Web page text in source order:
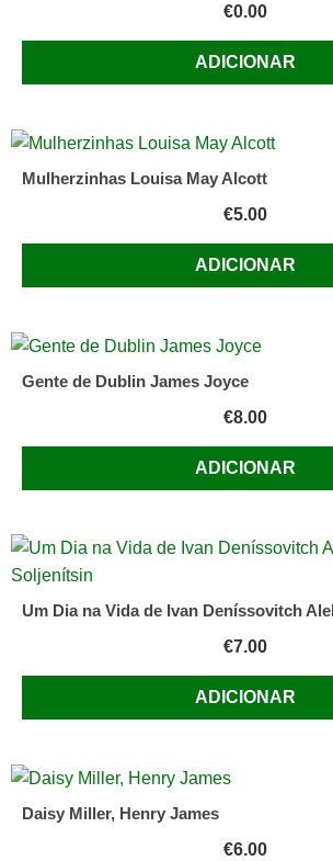
€0.00
ADICIONAR
Mulherzinhas Louisa May Alcott
€5.00
ADICIONAR
Gente de Dublin James Joyce
€8.00
ADICIONAR
Um Dia na Vida de Ivan Deníssovitch
€7.00
ADICIONAR
Daisy Miller, Henry James
€6.00